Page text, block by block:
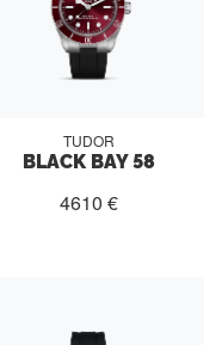
TUDOR
BLACK BAY 58
4610 €